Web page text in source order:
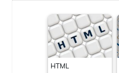
HTML